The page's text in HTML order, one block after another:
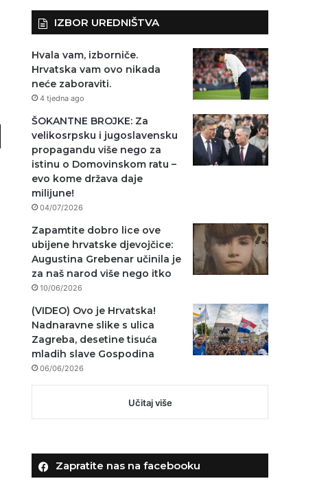
IZBOR UREDNIŠTVA
Hvala vam, izborniče.
Hrvatska vam ovo nikada
neće zaboraviti.
4 tjedna ago
ŠOKANTNE BROJKE: Za
velikosrpsku i jugoslavensku
propagandu više nego za
istinu o Domovinskom ratu –
evo kome država daje
milijune!
04/07/2026
Zapamtite dobro lice ove
ubijene hrvatske djevojčice:
Augustina Grebenar učinila je
za naš narod više nego itko
10/06/2026
(VIDEO) Ovo je Hrvatska!
Nadnaravne slike s ulica
Zagreba, desetine tisuća
mladih slave Gospodina
06/06/2026
Učitaj više
Zapratite nas na facebooku